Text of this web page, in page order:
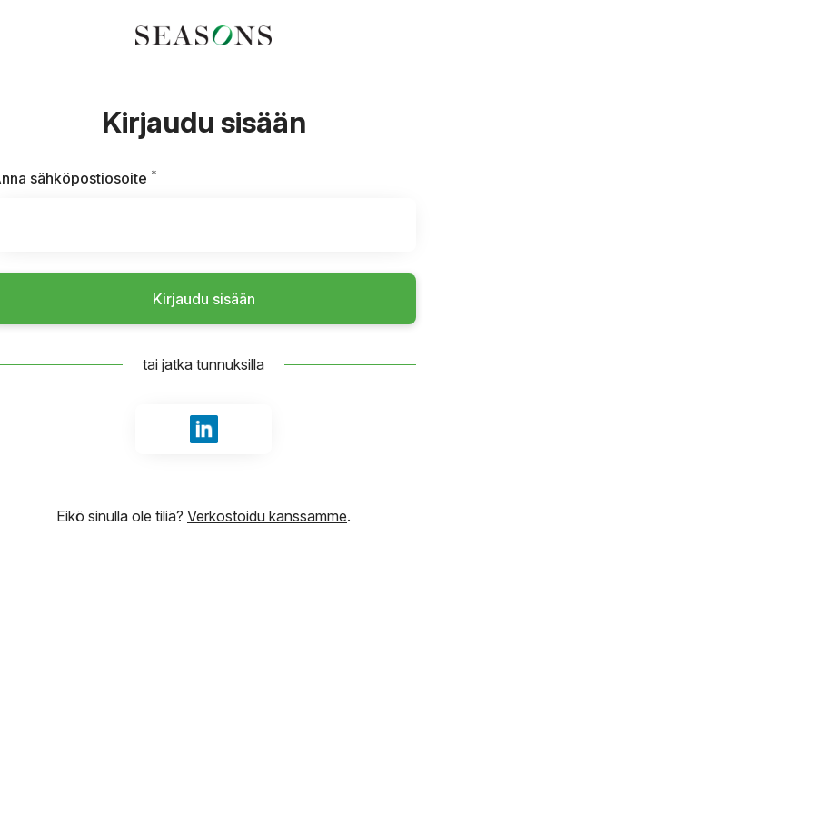
Kirjaudu sisään
sähköpostiosoite *
Kirjaudu sisään
tai jatka tunnuksilla
Kirjaudu sisään tunnuksilla LinkedIn
Eikö sinulla ole tiliä? Verkostoidu kanssamme.